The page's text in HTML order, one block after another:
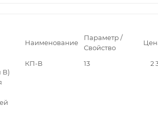
В)
Наименование
Параметр /
Свойство
КП-В 13 2